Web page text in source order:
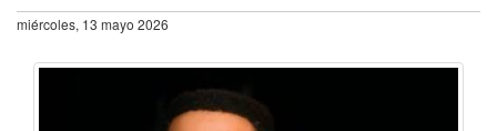
miércoles, 13 mayo 2026